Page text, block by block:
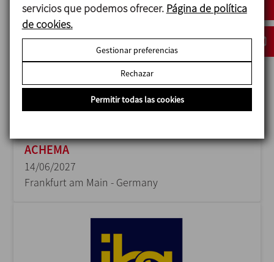
ACHEMA
14/06/2027
Frankfurt am Main - Germany
servicios que podemos ofrecer. Página de política
de cookies.
Gestionar preferencias
Rechazar
Permitir todas las cookies